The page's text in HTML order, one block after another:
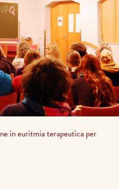
in euritmia terapeutica per